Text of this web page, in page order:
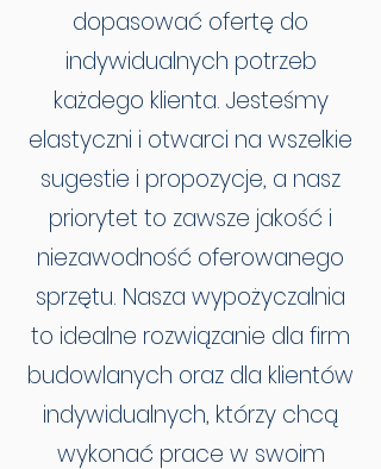
dopasować ofertę do
indywidualnych potrzeb
każdego klienta. Jesteśmy
elastyczni i otwarci na wszelkie
sugestie i propozycje, a nasz
priorytet to zawsze jakość i
niezawodność oferowanego
sprzętu. Nasza wypożyczalnia
to idealne rozwiązanie dla firm
budowlanych oraz dla klientów
indywidualnych, którzy chcą
wykonać prace w swoim